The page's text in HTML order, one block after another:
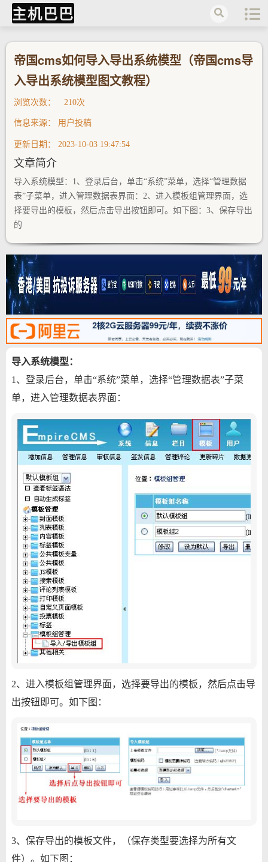
主机巴巴
帝国cms如何导入导出系统模型（帝国cms导
入导出系统模型图文教程）
浏览次数： 210次
信息来源： 用户投稿
更新日期： 2023-10-03 19:47:54
文章简介
导入系统模型：1、登录后台，单击“系统”菜单，选择“管理数据
表”子菜单，进入管理数据表界面：2、进入模板组管理界面，选
择要导出的模板，然后点击导出按钮即可。如下图：3、保存导出
的
导入系统模型：
1、登录后台，单击“系统”菜单，选择“管理数据表”子菜
单，进入管理数据表界面：
2、进入模板组管理界面，选择要导出的模板，然后点击导
出按钮即可。如下图：
3、保存导出的模板文件，（保存类型要选择为所有文
件）。如下图：